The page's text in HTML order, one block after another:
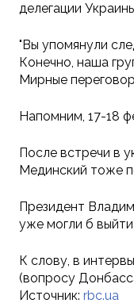
делегации
"Вы упомянули
Конечно, наша
Мирные
Напомним, 17-18
После встречи в
Мединский тоже
Президент
уже могли б
К слову, в
(вопросу
Источник: rbc.ua